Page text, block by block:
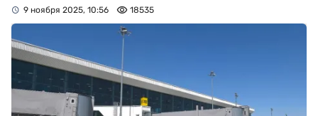
9 ноября 2025, 10:56 18535